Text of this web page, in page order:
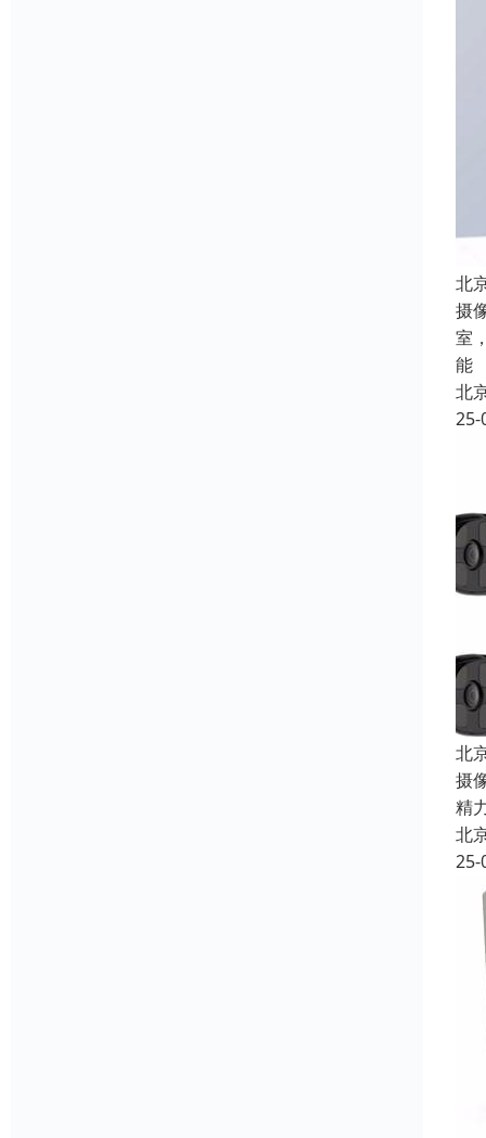
北
摄
室
能
北
25-
北
摄
精
北
25-